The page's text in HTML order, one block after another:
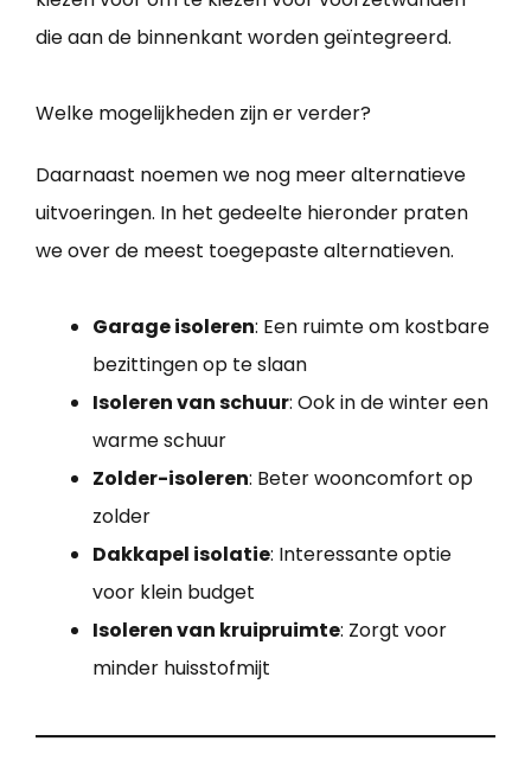
die aan de binnenkant worden geïntegreerd.
Welke mogelijkheden zijn er verder?
Daarnaast noemen we nog meer alternatieve
uitvoeringen. In het gedeelte hieronder praten
we over de meest toegepaste alternatieven.
Garage isoleren: Een ruimte om kostbare
bezittingen op te slaan
Isoleren van schuur: Ook in de winter een
warme schuur
Zolder-isoleren: Beter wooncomfort op
zolder
Dakkapel isolatie: Interessante optie
voor klein budget
Isoleren van kruipruimte: Zorgt voor
minder huisstofmijt